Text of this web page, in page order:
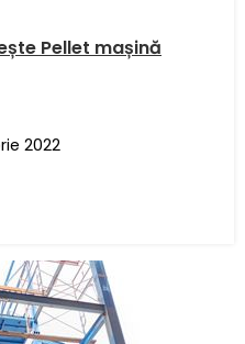
Pellet mașină
2022